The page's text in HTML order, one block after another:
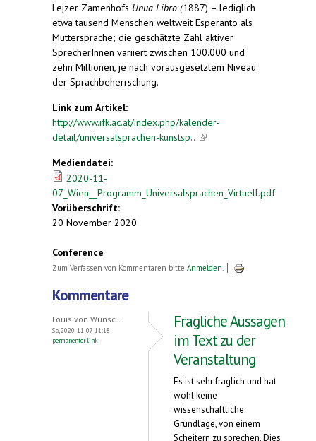
Lejzer Zamenhofs Unua Libro (1887) – lediglich
etwa tausend Menschen weltweit Esperanto als
Muttersprache; die geschätzte Zahl aktiver
SprecherInnen variiert zwischen 100.000 und
zehn Millionen, je nach vorausgesetztem Niveau
der Sprachbeherrschung.
Link zum Artikel:
http://www.ifk.ac.at/index.php/kalender-
detail/universalsprachen-kunstsp...(link is
Mediendatei:
2020-11-
07_Wien__Programm_Universalsprachen_Virtuell.pdf
Vorüberschrift:
20 November 2020
Conference
Zum Verfassen von Kommentaren bitte Anmelden
Kommentare
Louis von Wunsc...
Sa, 2020-11-07 11:18
permanenter link
Fragliche Aussagen
im Text zu der
Veranstaltung
Es ist sehr fraglich und hat
wohl keine
wissenschaftliche
Grundlage, von einem
Scheitern zu sprechen. Dies